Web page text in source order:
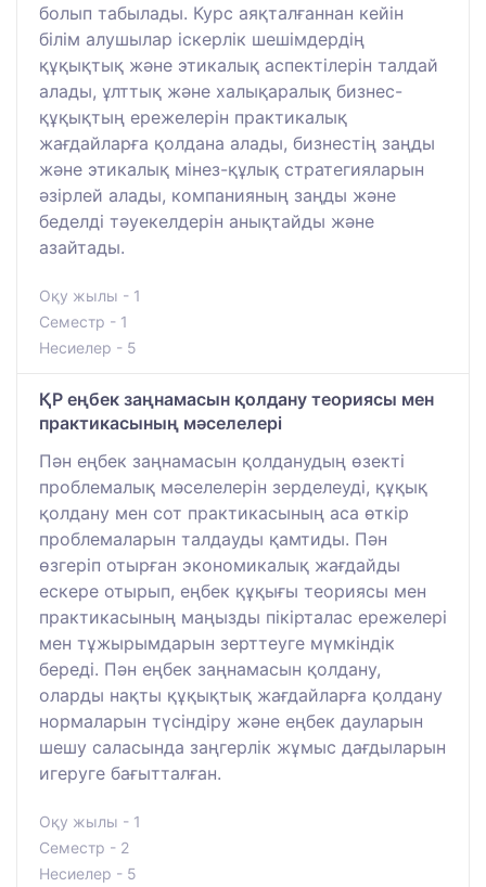
болып табылады. Курс аяқталғаннан кейін
білім алушылар іскерлік шешімдердің
құқықтық және этикалық аспектілерін талдай
алады, ұлттық және халықаралық бизнес-
құқықтың ережелерін практикалық
жағдайларға қолдана алады, бизнестің заңды
және этикалық мінез-құлық стратегияларын
әзірлей алады, компанияның заңды және
беделді тәуекелдерін анықтайды және
азайтады.
Оқу жылы - 1
Семестр - 1
Несиелер - 5
ҚР еңбек заңнамасын қолдану теориясы мен
практикасының мәселелері
Пән еңбек заңнамасын қолданудың өзекті
проблемалық мәселелерін зерделеуді, құқық
қолдану мен сот практикасының аса өткір
проблемаларын талдауды қамтиды. Пән
өзгеріп отырған экономикалық жағдайды
ескере отырып, еңбек құқығы теориясы мен
практикасының маңызды пікірталас ережелері
мен тұжырымдарын зерттеуге мүмкіндік
береді. Пән еңбек заңнамасын қолдану,
оларды нақты құқықтық жағдайларға қолдану
нормаларын түсіндіру және еңбек дауларын
шешу саласында заңгерлік жұмыс дағдыларын
игеруге бағытталған.
Оқу жылы - 1
Семестр - 2
Несиелер - 5